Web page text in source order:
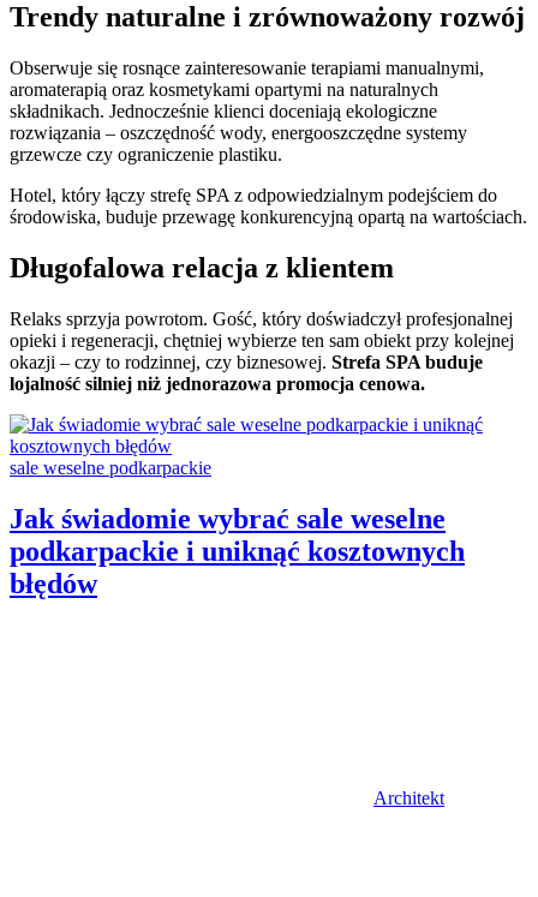
Trendy naturalne i zrównoważony rozwój
Obserwuje się rosnące zainteresowanie terapiami manualnymi,
aromaterapią oraz kosmetykami opartymi na naturalnych
składnikach. Jednocześnie klienci doceniają ekologiczne
rozwiązania – oszczędność wody, energooszczędne systemy
grzewcze czy ograniczenie plastiku.
Hotel, który łączy strefę SPA z odpowiedzialnym podejściem do
środowiska, buduje przewagę konkurencyjną opartą na wartościach.
Długofalowa relacja z klientem
Relaks sprzyja powrotom. Gość, który doświadczył profesjonalnej
opieki i regeneracji, chętniej wybierze ten sam obiekt przy kolejnej
okazji – czy to rodzinnej, czy biznesowej. Strefa SPA buduje
lojalność silniej niż jednorazowa promocja cenowa.
Categories:
sale weselne podkarpackie
Jak świadomie wybrać sale weselne
podkarpackie i uniknąć kosztownych
błędów
Architekt